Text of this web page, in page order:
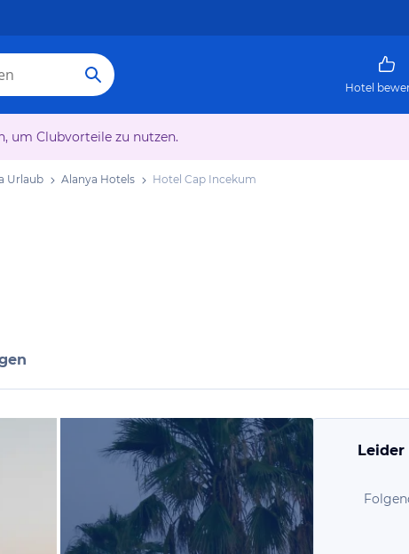
Hotel
um Clubvorteile zu nutzen.
Urlaub Alanya Hotels Hotel Cap Incekum